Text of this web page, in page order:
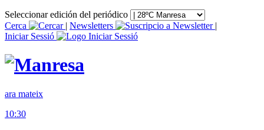
Seleccionar edición del periódico
Cerca
| Newsletters
|
Iniciar Sessió
ara mateix
10:30